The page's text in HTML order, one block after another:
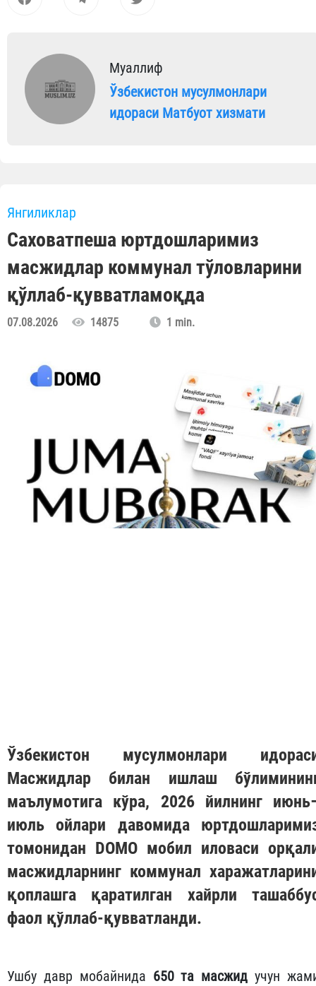
Муаллиф
Ўзбекистон мусулмонлари
идораси Матбуот хизмати
Янгиликлар
Саховатпеша юртдошларимиз
масжидлар коммунал тўловларини
қўллаб-қувватламоқда
07.08.2026 14875 1 min.
Ўзбекистон мусулмонлари
Масжидлар билан ишлаш
маълумотига кўра, 2026 йилнинг
июль ойлари давомида
томонидан DOMO мобил иловаси
масжидларнинг коммунал
қоплашга қаратилган хайрли
фаол қўллаб-қувватланди.
Ушбу давр мобайнида 650 та масжид учун